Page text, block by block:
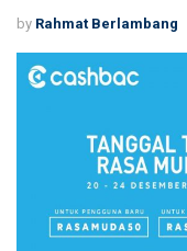
by Rahmat Berlambang